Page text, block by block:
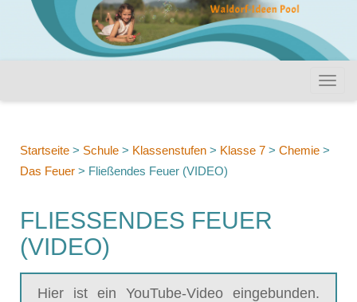
Startseite > Schule > Klassenstufen > Klasse 7 > Chemie >
Das Feuer > Fließendes Feuer (VIDEO)
FLIESSENDES FEUER (
VIDEO)
Hier ist ein YouTube-Video eingebunden.